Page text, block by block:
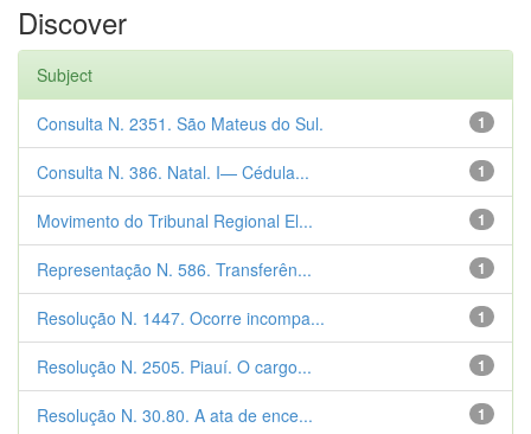
Discover
Subject
1
Consulta N. 2351. São Mateus do Sul.
1
Consulta N. 386. Natal. I— Cédula...
1
Movimento do Tribunal Regional El...
1
Representação N. 586. Transferên...
1
Resolução N. 1447. Ocorre incompa...
1
Resolução N. 2505. Piauí. O cargo...
1
Resolução N. 30.80. A ata de ence...